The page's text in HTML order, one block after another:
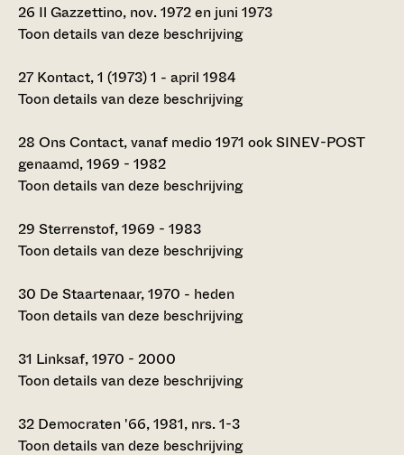
26 Il Gazzettino, nov. 1972 en juni 1973
Toon details van deze beschrijving
27 Kontact, 1 (1973) 1 - april 1984
Toon details van deze beschrijving
28 Ons Contact, vanaf medio 1971 ook SINEV-POST
genaamd, 1969 - 1982
Toon details van deze beschrijving
29 Sterrenstof, 1969 - 1983
Toon details van deze beschrijving
30 De Staartenaar, 1970 - heden
Toon details van deze beschrijving
31 Linksaf, 1970 - 2000
Toon details van deze beschrijving
32 Democraten '66, 1981, nrs. 1-3
Toon details van deze beschrijving